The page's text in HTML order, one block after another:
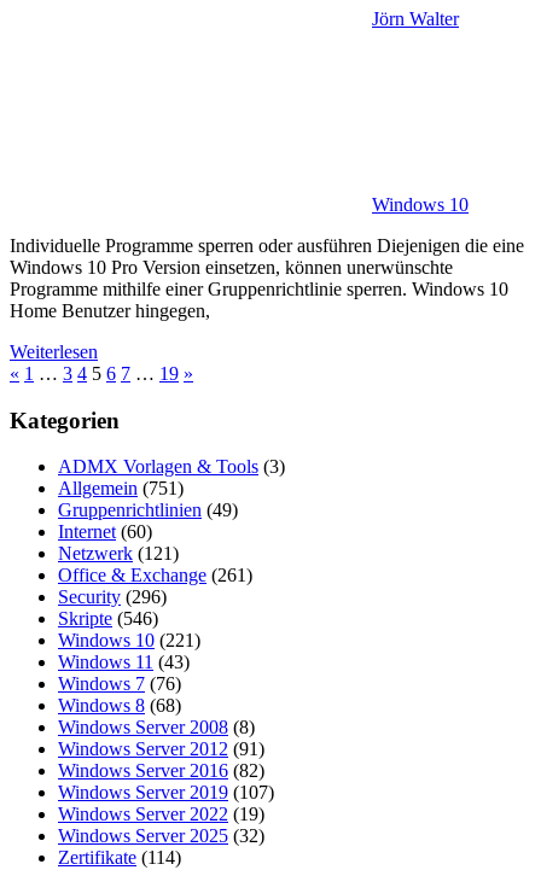
Jörn Walter
Windows 10
Individuelle Programme sperren oder ausführen Diejenigen die eine
Windows 10 Pro Version einsetzen, können unerwünschte
Programme mithilfe einer Gruppenrichtlinie sperren. Windows 10
Home Benutzer hingegen,
Weiterlesen
Seitennummerierung
der
Beiträge
« Vorherige
1 … 3 4 5 6 7 … 19 Nächste
»
Kategorien
ADMX Vorlagen & Tools (3)
Allgemein (751)
Gruppenrichtlinien (49)
Internet (60)
Netzwerk (121)
Office & Exchange (261)
Security (296)
Skripte (546)
Windows 10 (221)
Windows 11 (43)
Windows 7 (76)
Windows 8 (68)
Windows Server 2008 (8)
Windows Server 2012 (91)
Windows Server 2016 (82)
Windows Server 2019 (107)
Windows Server 2022 (19)
Windows Server 2025 (32)
Zertifikate (114)